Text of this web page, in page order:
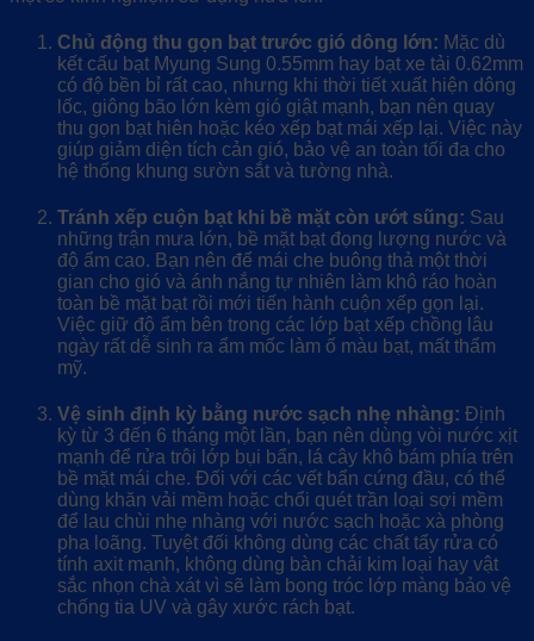
Chủ động thu gọn bạt trước gió dông lớn: Mặc dù
kết cấu bạt Myung Sung 0.55mm hay bạt xe tải 0.62mm
có độ bền bỉ rất cao, nhưng khi thời tiết xuất hiện dông
lốc, giông bão lớn kèm gió giật mạnh, bạn nên quay
thu gọn bạt hiên hoặc kéo xếp bạt mái xếp lại. Việc này
giúp giảm diện tích cản gió, bảo vệ an toàn tối đa cho
hệ thống khung sườn sắt và tường nhà.
Tránh xếp cuộn bạt khi bề mặt còn ướt sũng: Sau
những trận mưa lớn, bề mặt bạt đọng lượng nước và
độ ẩm cao. Bạn nên để mái che buông thả một thời
gian cho gió và ánh nắng tự nhiên làm khô ráo hoàn
toàn bề mặt bạt rồi mới tiến hành cuộn xếp gọn lại.
Việc giữ độ ẩm bên trong các lớp bạt xếp chồng lâu
ngày rất dễ sinh ra ẩm mốc làm ố màu bạt, mất thẩm
mỹ.
Vệ sinh định kỳ bằng nước sạch nhẹ nhàng: Định
kỳ từ 3 đến 6 tháng một lần, bạn nên dùng vòi nước xịt
mạnh để rửa trôi lớp bụi bẩn, lá cây khô bám phía trên
bề mặt mái che. Đối với các vết bẩn cứng đầu, có thể
dùng khăn vải mềm hoặc chổi quét trần loại sợi mềm
để lau chùi nhẹ nhàng với nước sạch hoặc xà phòng
pha loãng. Tuyệt đối không dùng các chất tẩy rửa có
tính axit mạnh, không dùng bàn chải kim loại hay vật
sắc nhọn chà xát vì sẽ làm bong tróc lớp màng bảo vệ
chống tia UV và gây xước rách bạt.